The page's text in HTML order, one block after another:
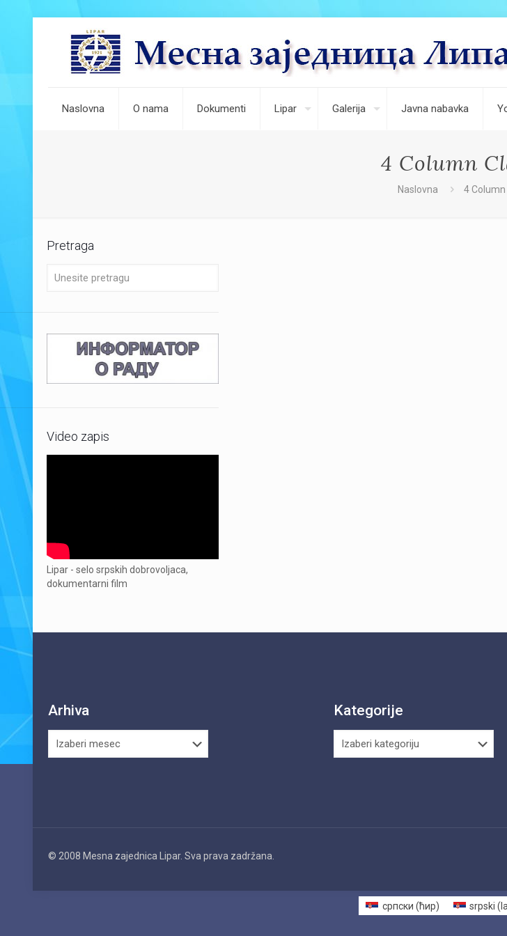
Naslovna O nama Dokumenti Lipar Galerija Javna nabavka
4 Column
Naslovna 4
Pretraga
Video zapis
Lipar - selo srpskih dobrovoljaca,
dokumentarni film
Arhiva Kategorije
© 2008 Mesna zajednica Lipar. Sva prava zadržana.
српски (ћир) srpski